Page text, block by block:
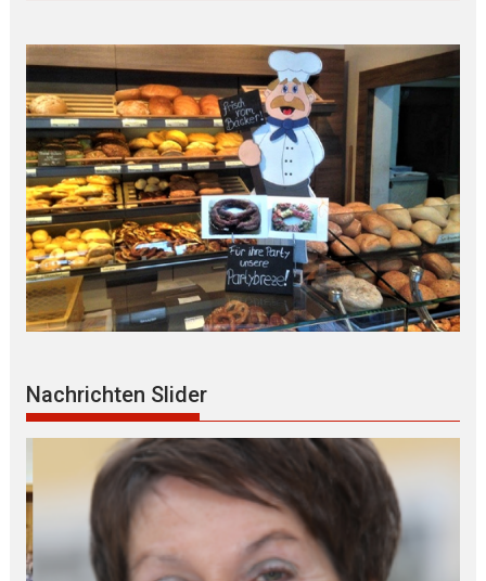
Nachrichten Slider